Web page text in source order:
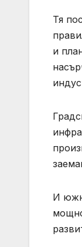
Тя
и
И